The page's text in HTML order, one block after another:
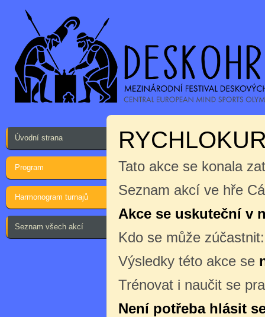
Úvodní strana
Program
Harmonogram turnajů
Seznam všech akcí
Tato akce se konala
Seznam akcí ve hře
Akce se uskuteční v
Kdo se může
Výsledky této akce se
Trénovat i naučit se
Není potřeba hlásit